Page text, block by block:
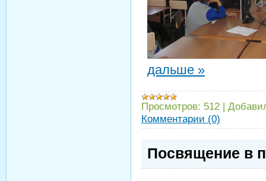
дальше »
Просмотров: 512 |
Комментарии (0)
Посвящение в